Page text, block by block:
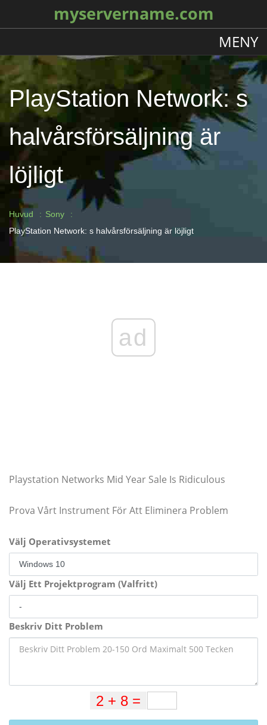
myservername.com
MENY
PlayStation Network: s
halvårsförsäljning är
löjligt
Huvud
Sony
PlayStation Network: s halvårsförsäljning är löjligt
ad
Playstation Networks Mid Year Sale Is Ridiculous
Prova Vårt Instrument För Att Eliminera Problem
Välj Operativsystemet
Välj Ett Projektprogram (Valfritt)
Beskriv Ditt Problem